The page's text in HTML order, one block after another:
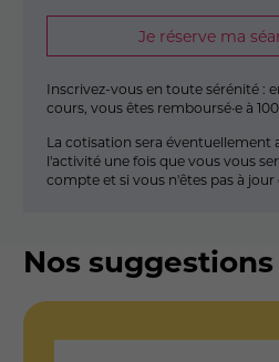
Je réserve ma
Inscrivez-vous en toute sérénité :
cours, vous êtes remboursé·e à
La cotisation sera
l'activité une fois que vous vous
compte et si vous n'êtes pas à
Nos suggestions